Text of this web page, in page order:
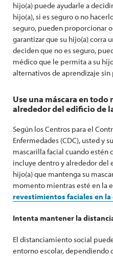
hijo(a) puede ayudarle a
hijo(a), si es seguro o no
seguro, pueden proporcionar
garantizar que su hijo(a) corra
deciden que no es seguro,
médico que le permita a su
alternativos de aprendizaje sin
Use una máscara en
alrededor del edificio de
Según los Centros para el
Enfermedades (CDC), usted y
mascarilla facial cuando estén
incluye dentro y alrededor del
hijo(a) que mantenga su
momento mientras esté en la
revestimientos faciales en la
Intenta mantener la
El distanciamiento social
entorno escolar, dependiendo